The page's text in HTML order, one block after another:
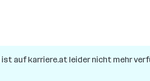
ist auf karriere.at leider nicht mehr